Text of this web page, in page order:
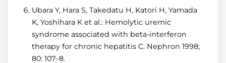
Ubara Y, Hara S, Takedatu H, Katori H, Yamada
K, Yoshihara K et al.: Hemolytic uremic
syndrome associated with beta-interferon
therapy for chronic hepatitis C. Nephron 1998;
80: 107–8.